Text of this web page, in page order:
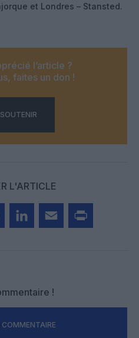
et Londres – Stansted.
l’article ?
faites un don !
L'ARTICLE
!
COMMENTAIRE